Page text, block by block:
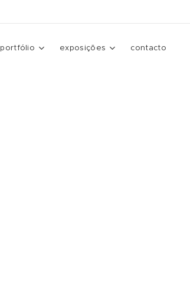
portfólio exposições contacto